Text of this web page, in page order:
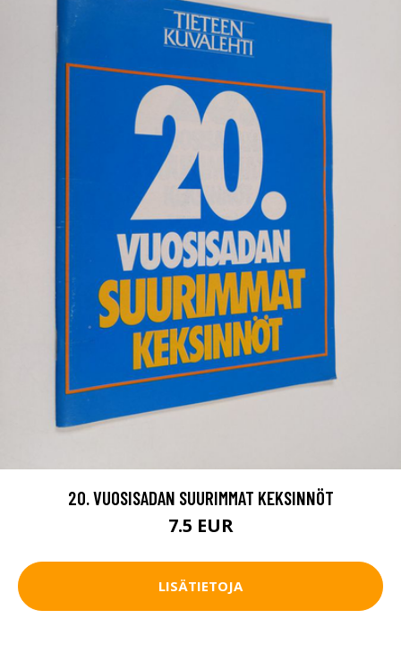
20. VUOSISADAN SUURIMMAT KEKSINNÖT
7.5 EUR
LISÄTIETOJA